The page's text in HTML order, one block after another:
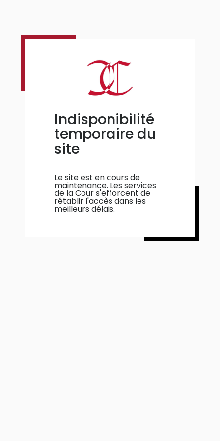
Indisponibilité
temporaire du
site
Le site est en cours de
maintenance. Les services
de la Cour s'efforcent de
rétablir l'accès dans les
meilleurs délais.